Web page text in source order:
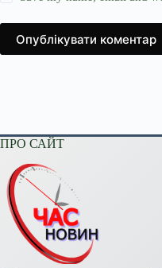
Опублікувати коментар
ПРО САЙТ